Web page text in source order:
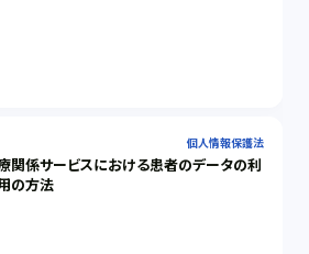
個人情報保護法
関係サービスにおける患者のデータの利
の方法